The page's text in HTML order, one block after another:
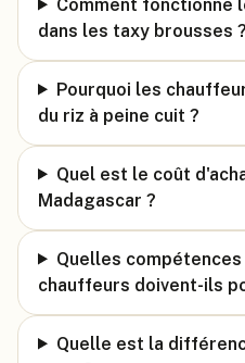
Comment fonctionne
dans les taxy brousses ?
Pourquoi les
du riz à peine cuit ?
Quel est le coût
Madagascar ?
Quelles
chauffeurs doivent-ils
Quelle est la